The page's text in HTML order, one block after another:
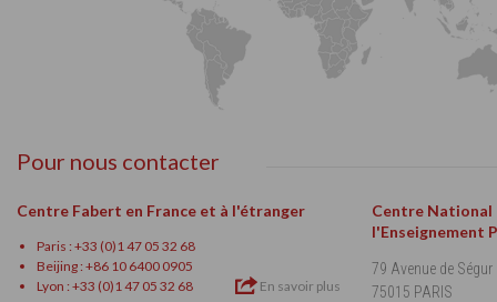
Pour nous contacter
Centre Fabert en France et à l'étranger
Paris : +33 (0)1 47 05 32 68
Beijing : +86 10 6400 0905
Lyon : +33 (0)1 47 05 32 68
En savoir plus
Centre National
l'Enseignement
79 Avenue de Ségur
75015 PARIS